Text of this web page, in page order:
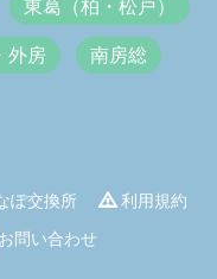
東葛（柏・松戸）
外房 南房総
ぽ交換所
利用規約
お問い合わせ